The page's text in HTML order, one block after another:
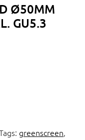
Ø50MM
GU5.3
greenscreen,